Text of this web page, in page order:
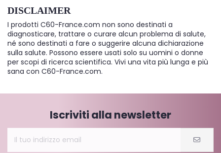
DISCLAIMER
I prodotti C60-France.com non sono destinati a
diagnosticare, trattare o curare alcun problema di salute,
né sono destinati a fare o suggerire alcuna dichiarazione
sulla salute. Possono essere usati solo su uomini o donne
per scopi di ricerca scientifica. Vivi una vita più lunga e più
sana con C60-France.com.
Iscriviti alla newsletter